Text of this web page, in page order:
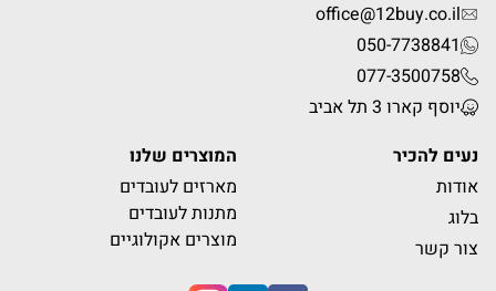
office@12buy.co.il
050-7738841
077-3500758
יוסף קארו 3 תל אביב
נעים להכיר
אודות
בלוג
צור קשר
המוצרים שלנו
מארזים לעובדים
מתנות לעובדים
מוצרים אקולוגיים